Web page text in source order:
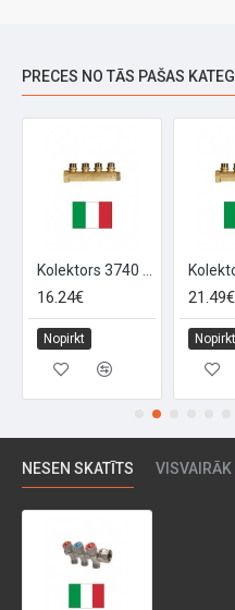
PRECES NO TĀS PAŠAS
16.24€
Nopirkt
21.49€
Nopirkt
NESEN SKATĪTS VISVAIRĀK